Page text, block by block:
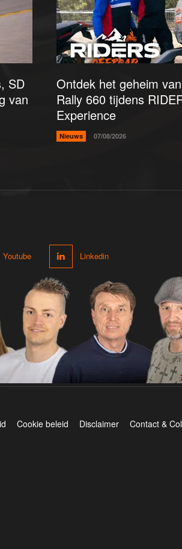
SD
van
Ontdek het geheim
Rally 660 tijdens
Experience
Nieuws 07/08/2026
Youtube Linkedin
Cookie beleid Disclaimer Contact &